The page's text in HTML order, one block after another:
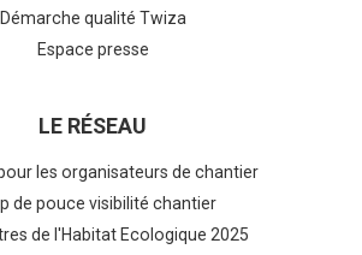
Démarche qualité Twiza
Espace presse
LE RÉSEAU
les organisateurs de chantier
de pouce visibilité chantier
de l'Habitat Ecologique 2025